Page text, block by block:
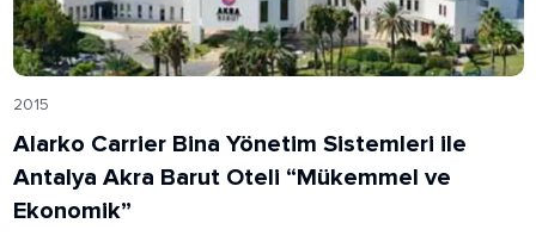
2015
Alarko Carrier Bina Yönetim Sistemleri ile
Antalya Akra Barut Oteli “Mükemmel ve
Ekonomik”